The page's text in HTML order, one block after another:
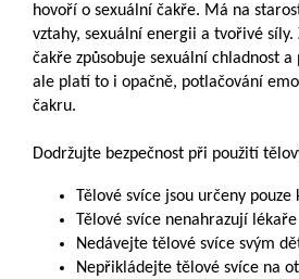
hovoří o sexuální čakře. Má na
vztahy, sexuální energii a tvořivé síly.
čakře způsobuje sexuální chladnost
ale platí to i opačně, potlačování
čakru.
Dodržujte bezpečnost při použití
Tělové svíce jsou určeny pouze
Tělové svíce nenahrazují lékaře
Nedávejte tělové svíce svým
Nepřikládejte tělové svíce na